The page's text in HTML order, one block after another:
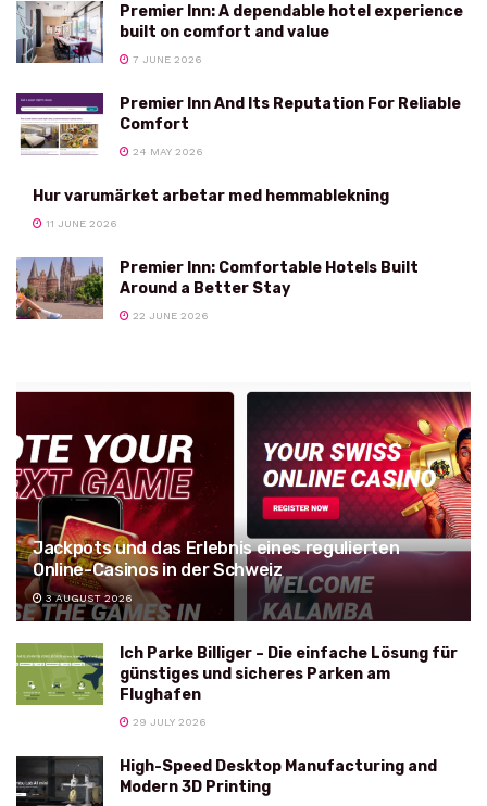
Premier Inn: A dependable hotel experience
built on comfort and value
7 JUNE 2026
Premier Inn And Its Reputation For Reliable
Comfort
24 MAY 2026
Hur varumärket arbetar med hemmablekning
11 JUNE 2026
Premier Inn: Comfortable Hotels Built
Around a Better Stay
22 JUNE 2026
Jackpots und das Erlebnis eines regulierten
Online-Casinos in der Schweiz
3 AUGUST 2026
Ich Parke Billiger – Die einfache Lösung für
günstiges und sicheres Parken am
Flughafen
29 JULY 2026
High-Speed Desktop Manufacturing and
Modern 3D Printing